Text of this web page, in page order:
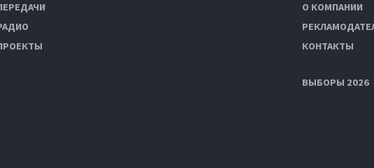
О КОМПАНИИ
КОНТАКТЫ
ВЫБОРЫ 2026